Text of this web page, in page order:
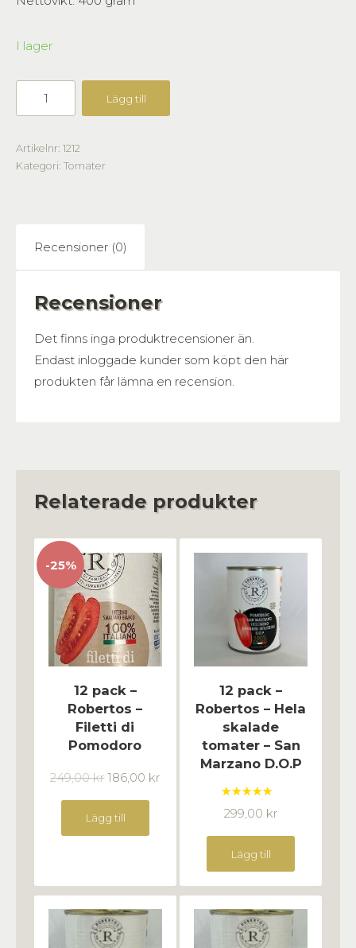
I lager
Lägg till
Artikelnr: 1212
Kategori: Tomater
Recensioner (0)
Recensioner
Det finns inga produktrecensioner än.
Endast inloggade kunder som köpt den här
produkten får lämna en recension.
Relaterade produkter
-25%
12 pack –
Robertos –
Filetti di
Pomodoro
249,00kr 186,00 kr
Lägg till
12 pack –
Robertos – Hela
skalade
tomater – San
Marzano D.O.P
Betygsatt
5.00av 5
299,00 kr
Lägg till